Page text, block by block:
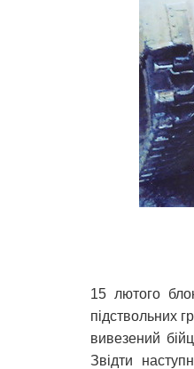
15 лютого
підствольних
вивезений
Звідти